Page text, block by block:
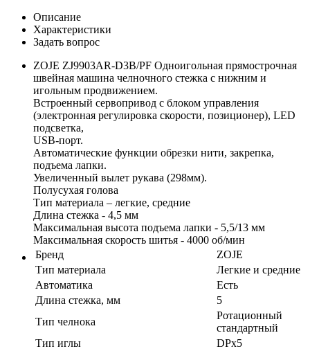
Описание
Характеристики
Задать вопрос
ZOJE ZJ9903AR-D3B/PF Одноигольная прямострочная
швейная машина челночного стежка с нижним и
игольным продвижением.
Встроенный сервопривод с блоком управления
(электронная регулировка скорости, позиционер), LED
подсветка,
USB-порт.
Автоматические функции обрезки нити, закрепка,
подъема лапки.
Увеличенный вылет рукава (298мм).
Полусухая голова
Тип материала – легкие, средние
Длина стежка - 4,5 мм
Максимальная высота подъема лапки - 5,5/13 мм
Максимальная скорость шитья - 4000 об/мин
Бренд
ZOJE
Тип материала
Легкие и средние
Автоматика
Есть
Длина стежка, мм
5
Тип челнока
Ротационный
стандартный
Тип иглы
DPx5